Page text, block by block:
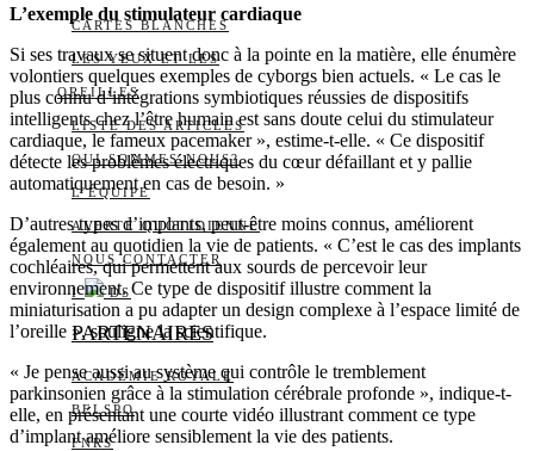
CARTES BLANCHES
LES YEUX ET LES
OREILLES
LISTE DES ARTICLES
QUI SOMMES-NOUS?
L’ÉQUIPE
ALERTE QUOTIDIENNE
NOUS CONTACTER
I DS
PARTENAIRES
ACADÉMIE ROYALE
BELSPO
FNRS
L’exemple du stimulateur cardiaque
Si ses travaux se situent donc à la pointe en la matière, elle énumère
volontiers quelques exemples de cyborgs bien actuels. « Le cas le
plus connu d’intégrations symbiotiques réussies de dispositifs
intelligents chez l’être humain est sans doute celui du stimulateur
cardiaque, le fameux pacemaker », estime-t-elle. « Ce dispositif
détecte les problèmes électriques du cœur défaillant et y pallie
automatiquement en cas de besoin. »
D’autres types d’implants, peut-être moins connus, améliorent
également au quotidien la vie de patients. « C’est le cas des implants
cochléaires, qui permettent aux sourds de percevoir leur
environnement. Ce type de dispositif illustre comment la
miniaturisation a pu adapter un design complexe à l’espace limité de
l’oreille », souligne la scientifique.
« Je pense aussi au système qui contrôle le tremblement
parkinsonien grâce à la stimulation cérébrale profonde », indique-t-
elle, en présentant une courte vidéo illustrant comment ce type
d’implant améliore sensiblement la vie des patients.